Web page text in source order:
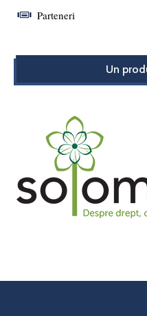
Parteneri
Un